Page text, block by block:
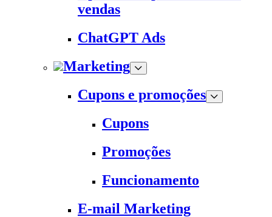
vendas
ChatGPT Ads
Marketing
Cupons e promoções
Cupons
Promoções
Funcionamento
E-mail Marketing